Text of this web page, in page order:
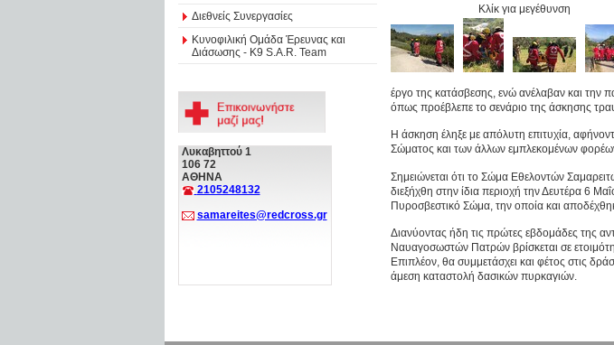
Διεθνείς Συνεργασίες
Κυνοφιλική Ομάδα Έρευνας και
Διάσωσης - Κ9 S.A.R. Team
Λυκαβηττού 1
106 72
ΑΘΗΝΑ
2105248132
samareites@redcross.gr
Κλίκ για μεγέθυνση
έργο της κατάσβεσης, ενώ ανέλαβαν και την
όπως προέβλεπε το σενάριο της άσκησης
Η άσκηση έληξε με απόλυτη επιτυχία,
Σώματος και των άλλων εμπλεκομένων
Σημειώνεται ότι το Σώμα Εθελοντών
διεξήχθη στην ίδια περιοχή την Δευτέρα 6
Πυροσβεστικό Σώμα, την οποία και
Διανύοντας ήδη τις πρώτες εβδομάδες της
Ναυαγοσωστών Πατρών βρίσκεται σε
Επιπλέον, θα συμμετάσχει και φέτος στις
άμεση καταστολή δασικών πυρκαγιών.